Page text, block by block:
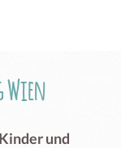
und